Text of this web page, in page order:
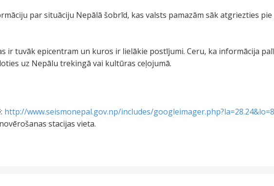
par situāciju Nepālā šobrīd, kas valsts pamazām sāk atgriezties
ir tuvāk epicentram un kuros ir lielākie postījumi. Ceru, ka informācija
uz Nepālu trekingā vai kultūras ceļojumā.
http://www.seismonepal.gov.np/includes/
stacijas vieta.